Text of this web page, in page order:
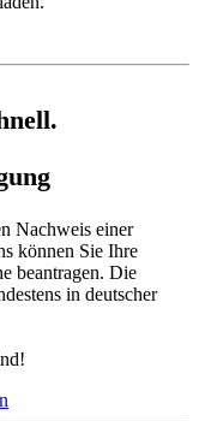
Nachweis einer
können Sie Ihre
beantragen. Die
in deutscher